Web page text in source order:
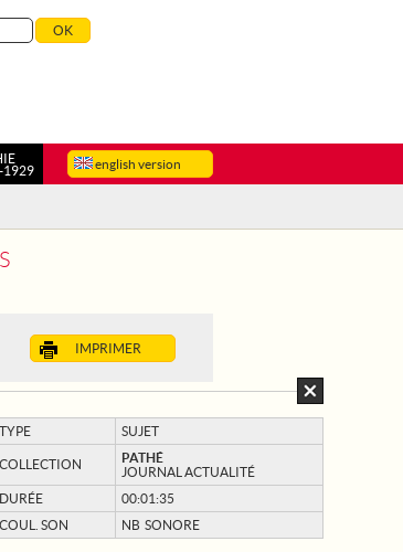
english version
1929
IMPRIMER
TYPE SUJET
COLLECTION
PATHÉ
JOURNAL ACTUALITÉ
DURÉE
00:01:35
COUL. SON
NB SONORE